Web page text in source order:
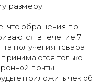
размеру.
что обращения по
в течение 7
получения товара
только
почты
приложить чек об